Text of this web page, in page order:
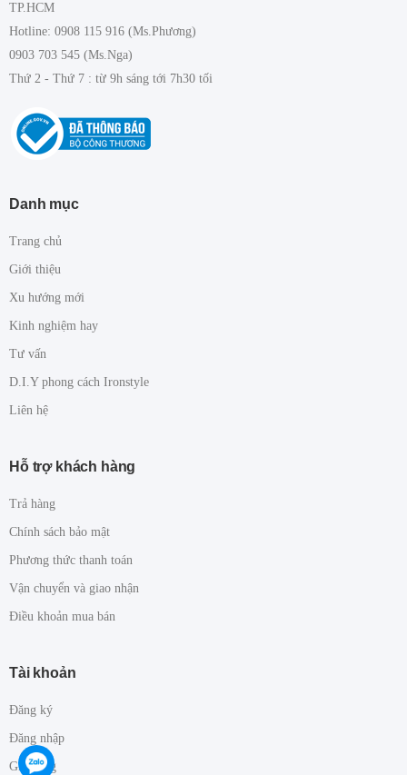
TP.HCM
Hotline: 0908 115 916 (Ms.Phương)
0903 703 545 (Ms.Nga)
Thứ 2 - Thứ 7 : từ 9h sáng tới 7h30 tối
Danh mục
Trang chủ
Giới thiệu
Xu hướng mới
Kinh nghiệm hay
Tư vấn
D.I.Y phong cách Ironstyle
Liên hệ
Hỗ trợ khách hàng
Trả hàng
Chính sách bảo mật
Phương thức thanh toán
Vận chuyển và giao nhận
Điều khoản mua bán
Tài khoản
Đăng ký
Đăng nhập
Giỏ hàng